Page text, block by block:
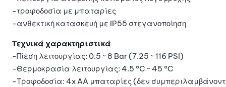
-τροφοδοσία με μπαταρίες
-ανθεκτική κατασκευή με IP55 στεγανοποίηση
Τεχνικά χαρακτηριστικά
-Πίεση λειτουργίας: 0.5 ~ 8 Bar (7.25 ~ 116 PSI)
-Θερμοκρασία λειτουργίας: 4.5 °C ~ 45 °C
-Τροφοδοσία: 4x AA μπαταρίες (δεν